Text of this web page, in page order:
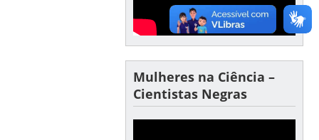
Mulheres na Ciência –
Cientistas Negras